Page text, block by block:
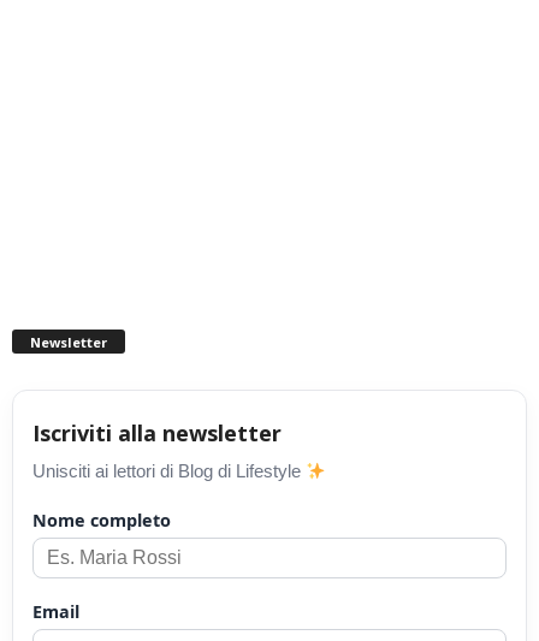
Newsletter
Iscriviti alla newsletter
Unisciti ai lettori di Blog di Lifestyle
Nome completo
Email